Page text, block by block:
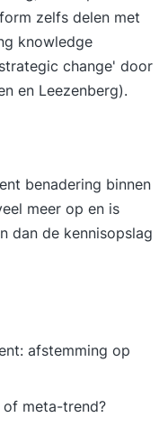
zelfs delen met
knowledge
change' door
en Leezenberg).
benadering binnen
meer op en is
dan de kennisopslag
afstemming op
of meta-trend?